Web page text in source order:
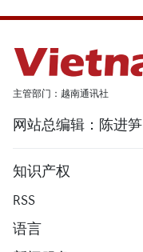
主管部门：越南通讯社
网站总编辑：陈进笋
知识产权
RSS
语言